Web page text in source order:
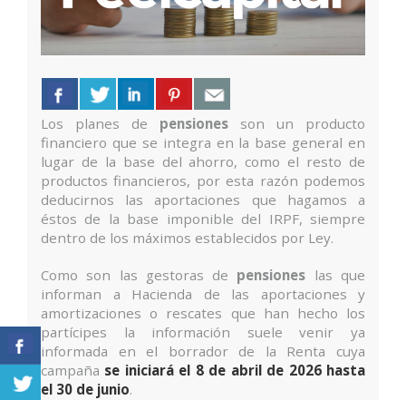
Los planes de pensiones son un producto
financiero que se integra en la base general en
lugar de la base del ahorro, como el resto de
productos financieros, por esta razón podemos
deducirnos las aportaciones que hagamos a
éstos de la base imponible del IRPF, siempre
dentro de los máximos establecidos por Ley.
Como son las gestoras de pensiones las que
informan a Hacienda de las aportaciones y
amortizaciones o rescates que han hecho los
partícipes la información suele venir ya
informada en el borrador de la Renta cuya
campaña se iniciará el 8 de abril de 2026 hasta
el 30 de junio.